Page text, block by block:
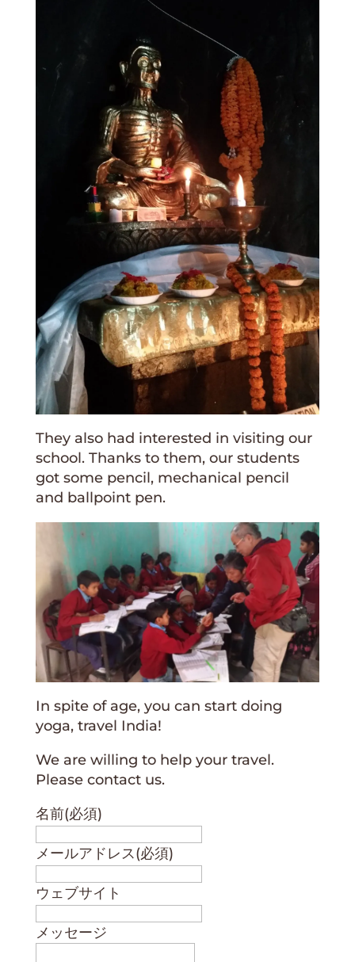
They also had interested in visiting our
school. Thanks to them, our students
got some pencil, mechanical pencil
and ballpoint pen.
In spite of age, you can start doing
yoga, travel India!
We are willing to help your travel.
Please contact us.
名前(必須)
メールアドレス(必須)
ウェブサイト
メッセージ